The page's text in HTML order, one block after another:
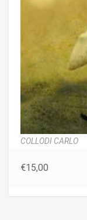
COLLODI CARLO
€15,00